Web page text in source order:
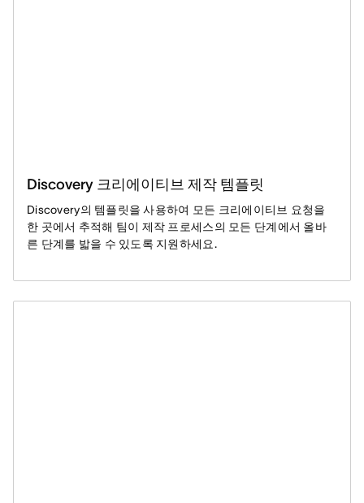
Discovery 크리에이티브 제작 템플릿
Discovery의 템플릿을 사용하여 모든 크리에이티브 요청을
한 곳에서 추적해 팀이 제작 프로세스의 모든 단계에서 올바
른 단계를 밟을 수 있도록 지원하세요.